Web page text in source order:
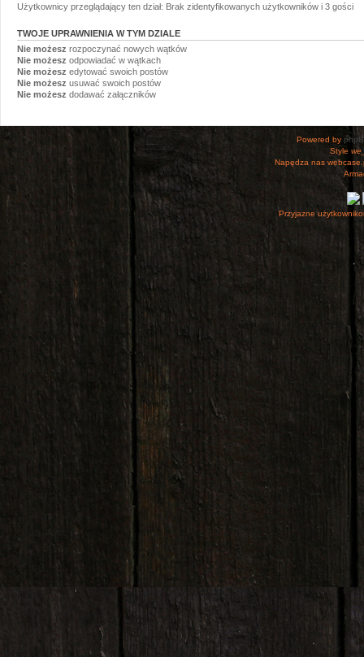
Użytkownicy przeglądający ten dział: Brak zidentyfikowanych użytkowników i 3 gości
TWOJE UPRAWNIENIA W TYM DZIALE
Nie możesz rozpoczynać nowych wątków
Nie możesz odpowiadać w wątkach
Nie możesz edytować swoich postów
Nie możesz usuwać swoich postów
Nie możesz dodawać załączników
Powered by
Style
Napędza nas
Przyjazne